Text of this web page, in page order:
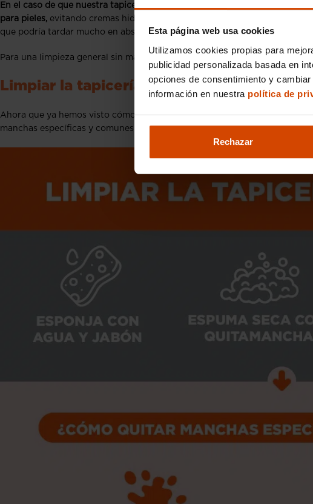
Esta página web usa cookies
Utilizamos cookies propias para
publicidad personalizada basada en
opciones de consentimiento y
información en nuestra política de
Rechazar
En el caso de que nuestra tapicería sea de piel, es recomendable aplicar
para pieles, evitando cremas hidratantes para piel humana que podría
que podría tardar mucho en absorverse y podría mancharnos la ropa.
Para una limpieza general sin manchas específicas, con este método
Limpiar la tapicería del coche: Manchas
Ahora que ya hemos visto cómo realizar unalimpieza general de la
manchas específicas y comunes que requieren un tratamiento especial.